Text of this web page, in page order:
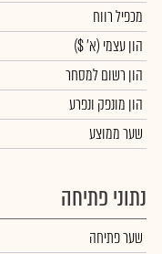
מכפיל רווח
הון עצמי (א' $)
הון רשום למסחר
הון מונפק ונפרע
שער ממוצע
נתוני פתיחה
שער פתיחה